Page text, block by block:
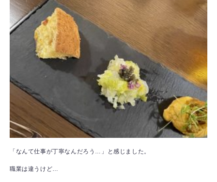
「なんて仕事が丁寧なんだろう…」と感じました。
職業は違うけど…